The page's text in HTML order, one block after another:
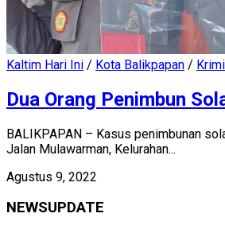
Kaltim Hari Ini / Kota Balikpapan /
Dua Orang Penimbun
BALIKPAPAN – Kasus penimbunan
Jalan Mulawarman, Kelurahan...
Agustus 9, 2022
NEWSUPDATE